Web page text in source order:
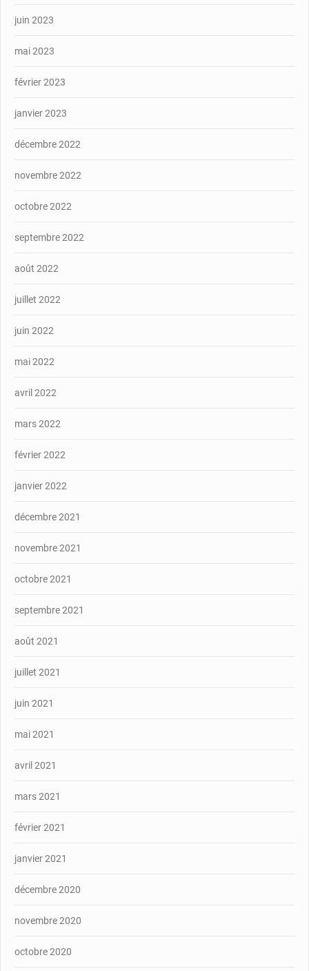
juin 2023
mai 2023
février 2023
janvier 2023
décembre 2022
novembre 2022
octobre 2022
septembre 2022
août 2022
juillet 2022
juin 2022
mai 2022
avril 2022
mars 2022
février 2022
janvier 2022
décembre 2021
novembre 2021
octobre 2021
septembre 2021
août 2021
juillet 2021
juin 2021
mai 2021
avril 2021
mars 2021
février 2021
janvier 2021
décembre 2020
novembre 2020
octobre 2020